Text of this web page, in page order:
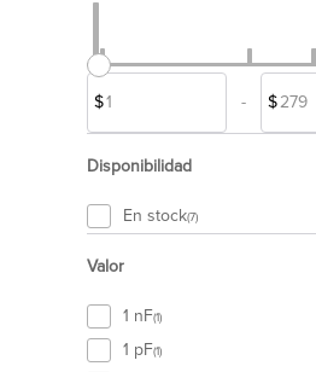
$ - $
Disponibilidad
En stock(7)
Valor
1 nF(1)
1 pF(1)